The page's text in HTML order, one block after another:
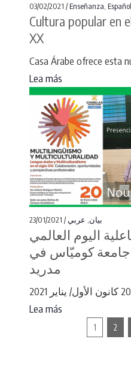
03/02/2021 /Enseñanza Español
Cultura popular en
XX
Casa Árabe ofrece esta
Lea más
23/01/2021 / بيان عربي
اليوم العالمي
جامعة كوميّاس في
مدريد
Lea más
1 2